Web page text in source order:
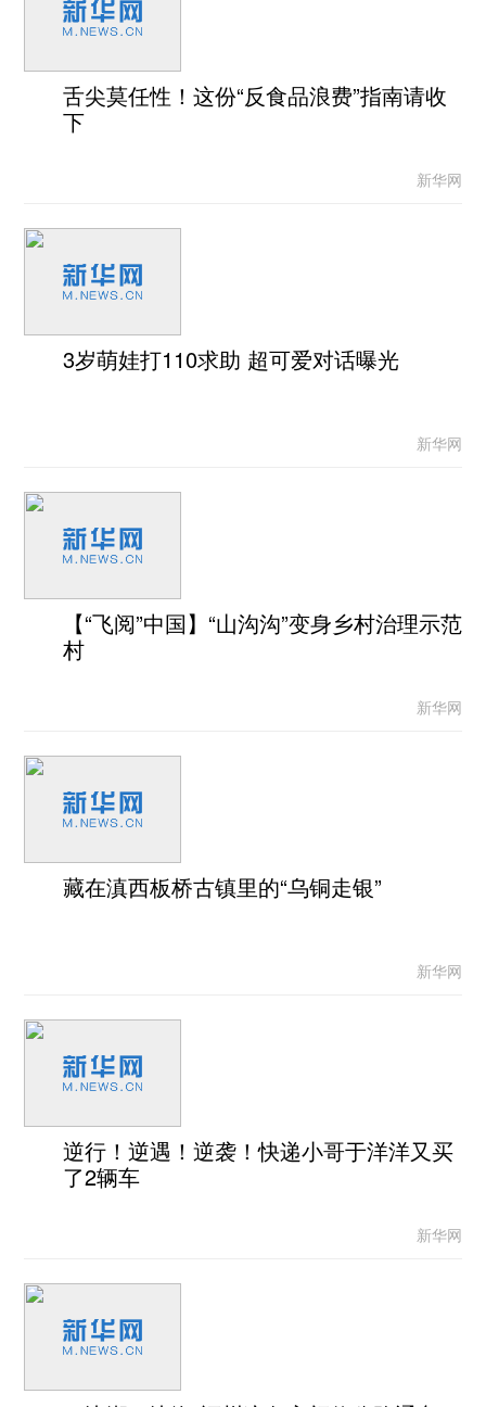
舌尖莫任性！这份“反食品浪费”指南请收
下
新华网
3岁萌娃打110求助 超可爱对话曝光
新华网
【“飞阅”中国】“山沟沟”变身乡村治理示范
村
新华网
藏在滇西板桥古镇里的“乌铜走银”
新华网
逆行！逆遇！逆袭！快递小哥于洋洋又买
了2辆车
新华网